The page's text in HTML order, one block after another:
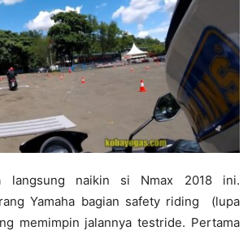
langsung naikin si Nmax 2018 ini.
Yamaha bagian safety riding (lupa
memimpin jalannya testride. Pertama